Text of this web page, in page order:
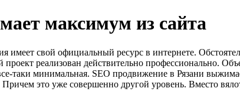
максимум из сайта
свой официальный ресурс в интернете.
реализован действительно профессионально.
таки минимальная. SEO продвижение в Рязани
это уже совершенно другой уровень. Вместо